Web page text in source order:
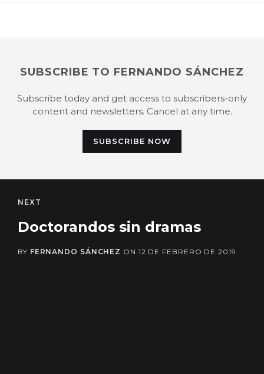
SUBSCRIBE TO FERNANDO SÁNCHEZ
Subscribe today and get access to subscribers-only
content and newsletters. Cancel at any time.
SUBSCRIBE NOW
NEXT
Doctorandos sin dramas
BY FERNANDO SÁNCHEZ ON 12 DE FEBRERO DE 2019